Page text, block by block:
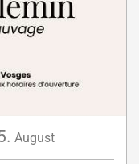
August